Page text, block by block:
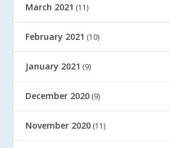
March 2021 (11)
February 2021 (10)
January 2021 (9)
December 2020 (9)
November 2020 (11)